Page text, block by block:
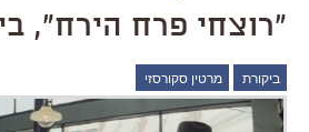
"רוצחי פרח הירח",
ביקורת מרטין סקורסזי